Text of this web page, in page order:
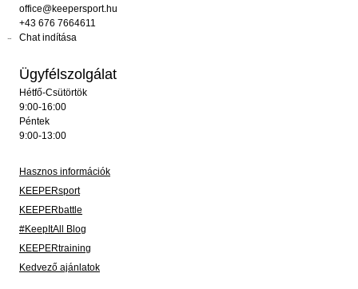
office@keepersport.hu
+43 676 7664611
Chat indítása
Ügyfélszolgálat
Hétfő-Csütörtök
9:00-16:00
Péntek
9:00-13:00
Hasznos információk
KEEPERsport
KEEPERbattle
#KeepItAll Blog
KEEPERtraining
Kedvező ajánlatok